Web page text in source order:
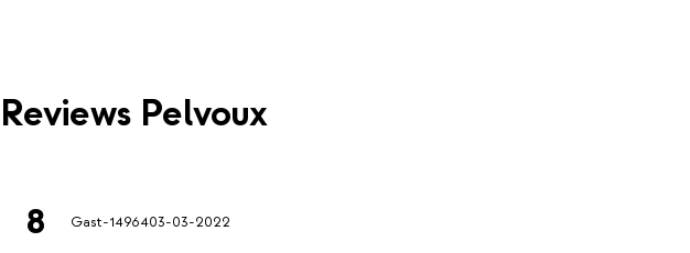
Reviews Pelvoux
8 Gast-1496403-03-2022